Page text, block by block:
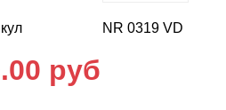
NR 0319 VD
руб